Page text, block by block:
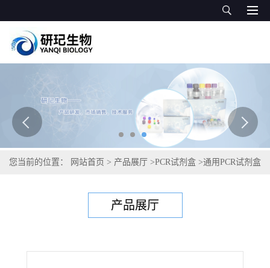
您当前的位置： 网站首页 > 产品展厅 >PCR试剂盒 >通用PCR试剂盒
产品展厅